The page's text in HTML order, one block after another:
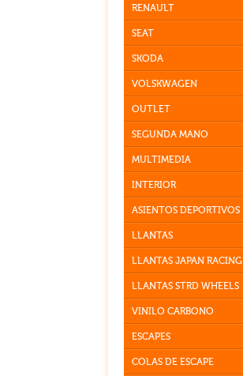
RENAULT
SEAT
SKODA
VOLSKWAGEN
OUTLET
SEGUNDA MANO
MULTIMEDIA
INTERIOR
ASIENTOS DEPORTIVOS
LLANTAS
LLANTAS JAPAN RACING
LLANTAS STRD WHEELS
VINILO CARBONO
ESCAPES
COLAS DE ESCAPE